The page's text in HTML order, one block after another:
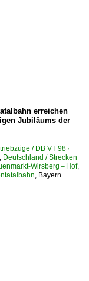
erreichen
Jubiläums der
/ DB VT 98 ·
Deutschland / Strecken
Wirsberg – Hof,
Bayern